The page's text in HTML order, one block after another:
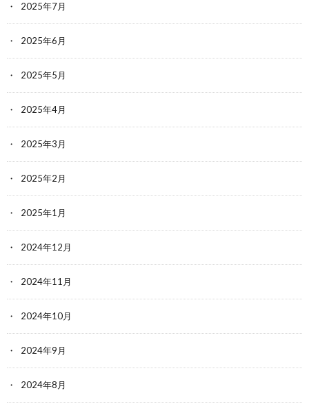
2025年7月
2025年6月
2025年5月
2025年4月
2025年3月
2025年2月
2025年1月
2024年12月
2024年11月
2024年10月
2024年9月
2024年8月